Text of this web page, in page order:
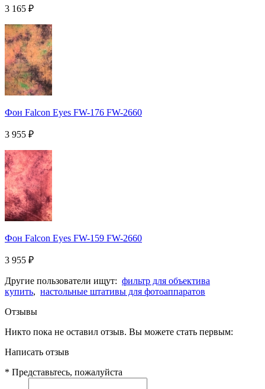
3 165 ₽
Фон Falcon Eyes FW-176 FW-2660
3 955 ₽
Фон Falcon Eyes FW-159 FW-2660
3 955 ₽
Другие пользователи ищут: фильтр для объектива
купить, настольные штативы для фотоаппаратов
Отзывы
Никто пока не оставил отзыв. Вы можете стать первым:
Написать отзыв
* Представьтесь, пожалуйста